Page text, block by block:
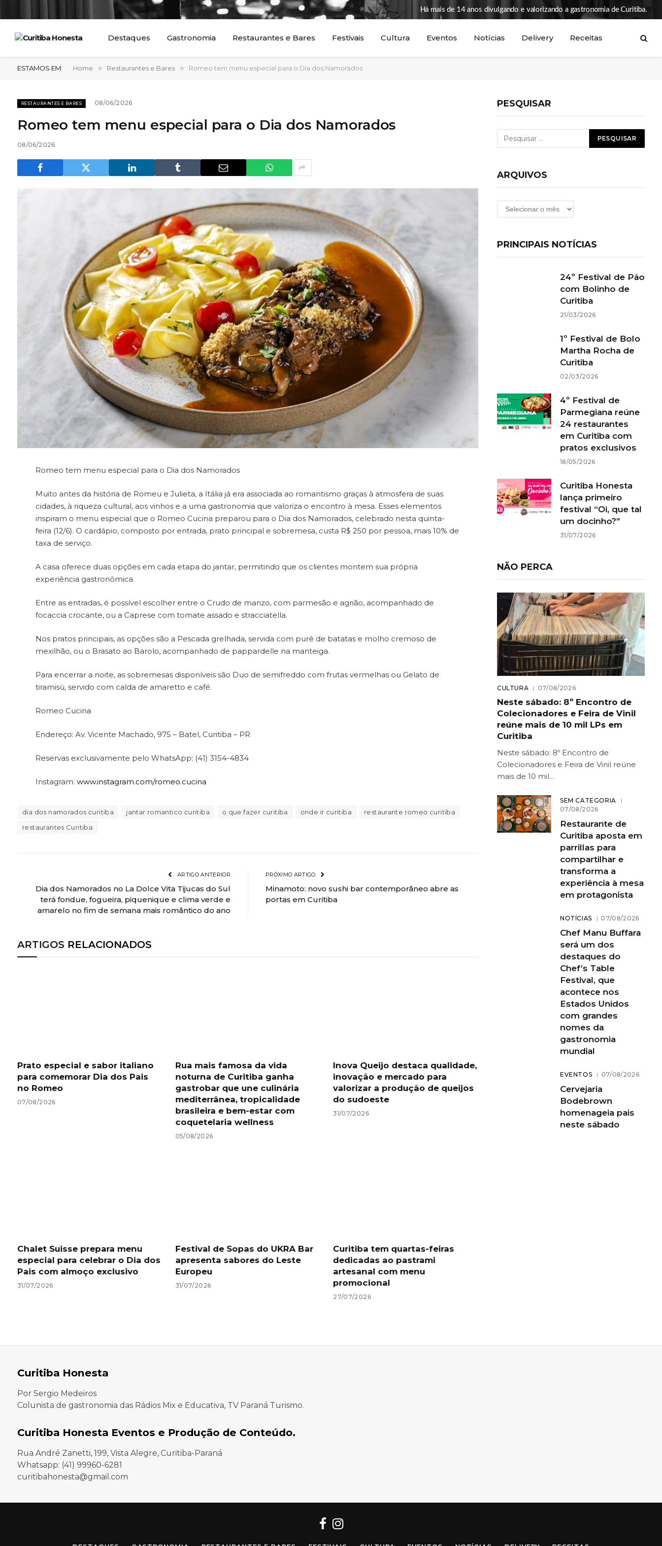
Há mais de 14 anos divulgando e valorizando a gastronomia de Curitiba.
Destaques Gastronomia Restaurantes e Bares Festivais Cultura Eventos Notícias Delivery Receitas
ESTAMOS EM: Home » Restaurantes e Bares » Romeo tem menu especial para o Dia dos Namorados
RESTAURANTES E BARES 08/06/2026
Romeo tem menu especial para o Dia dos Namorados
08/06/2026
Romeo tem menu especial para o Dia dos Namorados
Muito antes da história de Romeu e Julieta, a Itália já era associada ao romantismo graças à atmosfera de suas
cidades, à riqueza cultural, aos vinhos e a uma gastronomia que valoriza o encontro à mesa. Esses elementos
inspiram o menu especial que o Romeo Cucina preparou para o Dia dos Namorados, celebrado nesta quinta-
feira (12/6). O cardápio, composto por entrada, prato principal e sobremesa, custa R$ 250 por pessoa, mais 10% de
taxa de serviço.
A casa oferece duas opções em cada etapa do jantar, permitindo que os clientes montem sua própria
experiência gastronômica.
Entre as entradas, é possível escolher entre o Crudo de manzo, com parmesão e agrião, acompanhado de
focaccia crocante, ou a Caprese com tomate assado e stracciatella.
Nos pratos principais, as opções são a Pescada grelhada, servida com purê de batatas e molho cremoso de
mexilhão, ou o Brasato ao Barolo, acompanhado de pappardelle na manteiga.
Para encerrar a noite, as sobremesas disponíveis são Duo de semifreddo com frutas vermelhas ou Gelato de
tiramisù, servido com calda de amaretto e café.
Romeo Cucina
Endereço: Av. Vicente Machado, 975 – Batel, Curitiba – PR
Reservas exclusivamente pelo WhatsApp: (41) 3154-4834
Instagram: www.instagram.com/romeo.cucina
dia dos namorados curitiba jantar romantico curitiba o que fazer curitiba onde ir curitiba
restaurante romeo curitiba
restaurantes Curitiba
ARTIGO ANTERIOR
Dia dos Namorados no La Dolce Vita Tijucas do Sul
terá fondue, fogueira, piquenique e clima verde e
amarelo no fim de semana mais romântico do ano
PRÓXIMO ARTIGO
Minamoto: novo sushi bar contemporâneo abre as
portas em Curitiba
ARTIGOS RELACIONADOS
Prato especial e sabor italiano
para comemorar Dia dos Pais
no Romeo
07/08/2026
Rua mais famosa da vida
noturna de Curitiba ganha
gastrobar que une culinária
mediterrânea, tropicalidade
brasileira e bem-estar com
coquetelaria wellness
05/08/2026
Inova Queijo destaca qualidade,
inovação e mercado para
valorizar a produção de queijos
do sudoeste
31/07/2026
Chalet Suisse prepara menu
especial para celebrar o Dia dos
Pais com almoço exclusivo
31/07/2026
Festival de Sopas do UKRA Bar
apresenta sabores do Leste
Europeu
31/07/2026
Curitiba tem quartas-feiras
dedicadas ao pastrami
artesanal com menu
promocional
27/07/2026
PESQUISAR
ARQUIVOS
Arquivos
PRINCIPAIS NOTÍCIAS
24º Festival de Pão
com Bolinho de
Curitiba
21/03/2026
1º Festival de Bolo
Martha Rocha de
Curitiba
02/03/2026
4º Festival de
Parmegiana reúne
24 restaurantes
em Curitiba com
pratos exclusivos
18/05/2026
Curitiba Honesta
lança primeiro
festival “Oi, que tal
um docinho?”
31/07/2026
NÃO PERCA
CULTURA 07/08/2026
Neste sábado: 8º Encontro de
Colecionadores e Feira de Vinil
reúne mais de 10 mil LPs em
Curitiba
Neste sábado: 8º Encontro de
Colecionadores e Feira de Vinil reúne
mais de 10 mil…
SEM CATEGORIA
07/08/2026
Restaurante de
Curitiba aposta em
parrillas para
compartilhar e
transforma a
experiência à mesa
em protagonista
NOTÍCIAS 07/08/2026
Chef Manu Buffara
será um dos
destaques do
Chef’s Table
Festival, que
acontece nos
Estados Unidos
com grandes
nomes da
gastronomia
mundial
EVENTOS 07/08/2026
Cervejaria
Bodebrown
homenageia pais
neste sábado
Curitiba Honesta
Por Sergio Medeiros
Colunista de gastronomia das Rádios Mix e Educativa, TV Paraná Turismo.
Curitiba Honesta Eventos e Produção de Conteúdo.
Rua André Zanetti, 199, Vista Alegre, Curitiba-Paraná
Whatsapp: (41) 99960-6281
curitibahonesta@gmail.com
Facebook
Instagram